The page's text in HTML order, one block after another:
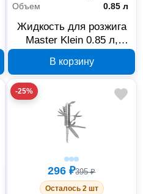
Объем
0.85 л
Жидкость для розжига
Master Klein 0.85 л,
В корзину
-25%
296 ₽395 ₽
Осталось 2 шт